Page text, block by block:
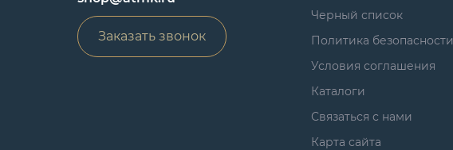
Заказать звонок
Черный список
Политика безопасности
Условия соглашения
Каталоги
Связаться с нами
Карта сайта